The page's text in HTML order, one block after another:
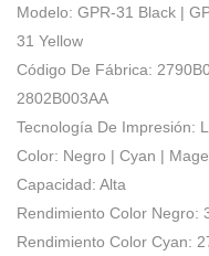
Modelo: GPR-31 Black |
31 Yellow
Código De Fábrica:
2802B003AA
Tecnología De Impresión:
Color: Negro | Cyan |
Capacidad: Alta
Rendimiento Color Negro:
Rendimiento Color Cyan: